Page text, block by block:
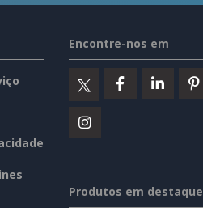
Encontre-nos em
Produtos em destaque